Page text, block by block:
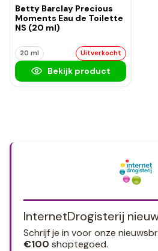
Betty Barclay Precious
Moments Eau de Toilette
NS (20 ml)
20 ml Uitverkocht
Bekijk product
InternetDrogisterij
Schrijf je in voor onze
€100 shoptegoed.